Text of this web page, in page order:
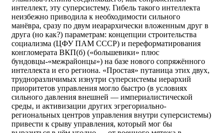
интеллект, эту суперсистему. Гибель такого интеллекта
неизбежно приводила к необходимости сильного
манёвра, сразу по двум иеарархически вложенным друг в
друга (но как?) параметрам: концепции строительства
социализма (ЦФУ ПАМ СССР) и переформатирования
конгломерата ВКП(б) («большевики» плюс
бундовцы-«межрайонцы») на базе нового сопряжённого
интеллекта и его региона. «Простая» путаница этих двух,
трудноразличимых изнутри суперсистемы иерархий
приоритетов управления могло быстро (в условиях
сильного давления внешней — империалистической
среды, и активизации других эгрегориально-
региональных центров управления внутри суперсистемы)
привести к срыву управления, который мог бы